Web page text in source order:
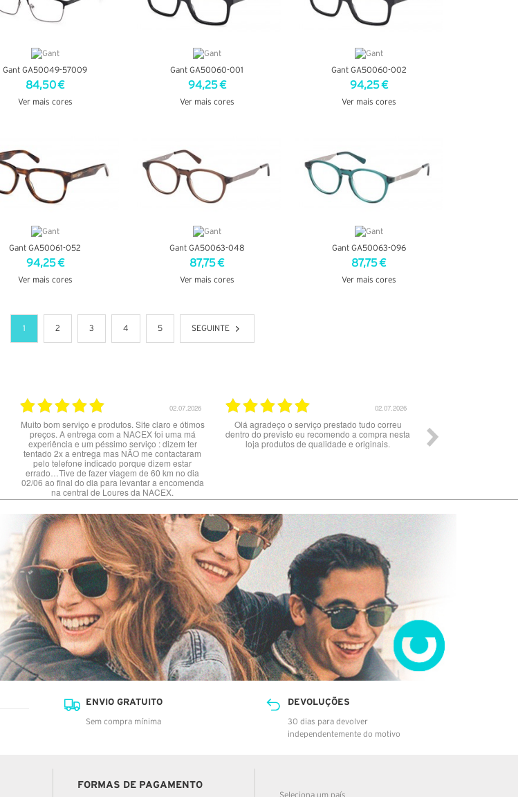
Gant GA50049-57009
84,50 €
Ver mais cores
Gant GA50060-001
94,25 €
Ver mais cores
Gant GA50060-002
94,25 €
Ver mais cores
Gant GA50061-052
94,25 €
Ver mais cores
Gant GA50063-048
87,75 €
Ver mais cores
Gant GA50063-096
87,75 €
Ver mais cores
1 2 3 4 5 SEGUINTE
02.07.2026
Muito bom serviço e produtos. Site claro e ótimos
preços. A entrega com a NACEX foi uma má
experiência e um péssimo serviço : dizem ter
tentado 2x a entrega mas NÃO me contactaram
pelo telefone indicado porque dizem estar
errado…Tive de fazer viagem de 60 km no dia
02/06 ao final do dia para levantar a encomenda
na central de Loures da NACEX.
02.07.2026
Olá agradeço o serviço prestado tudo correu
dentro do previsto eu recomendo a compra nesta
loja produtos de qualidade e originais.
ENVIO GRATUITO
Sem compra mínima
DEVOLUÇÕES
30 dias para devolver
independentemente do motivo
FORMAS DE PAGAMENTO
Seleciona um país